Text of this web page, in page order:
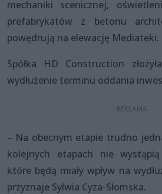
mechaniki scenicznej,
prefabrykatów z betonu
powędrują na elewację Mediateki.
Spółka HD Construction
wydłużenie terminu oddania
– Na obecnym etapie trudno
kolejnych etapach nie
które będą miały wpływ na
przyznaje Sylwia Cyza-Słomska.